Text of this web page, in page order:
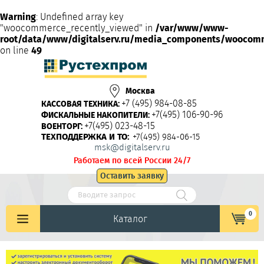
Warning: Undefined array key
"woocommerce_recently_viewed" in /var/www/www-
root/data/www/digitalserv.ru/media_components/
on line 49
Москва
КАССОВАЯ ТЕХНИКА: +7 (495) 984-08-85
ФИСКАЛЬНЫЕ НАКОПИТЕЛИ: +7(495) 106-90-96
ВОЕНТОРГ: +7(495) 023-48-15
ТЕХПОДДЕРЖКА И ТО: +7(495) 984-06-15
msk@digitalserv.ru
Работаем по всей России 24/7
Оставить заявку
Каталог 0